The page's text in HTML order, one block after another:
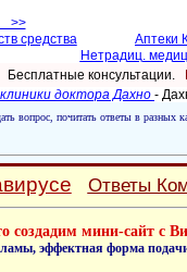
>>
средства Аптеки
Нетрадиц.
Бесплатные консультации.
доктора Дахно -
вопрос, почитать ответы в разных
Ответы
создадим мини-сайт с
эффектная форма